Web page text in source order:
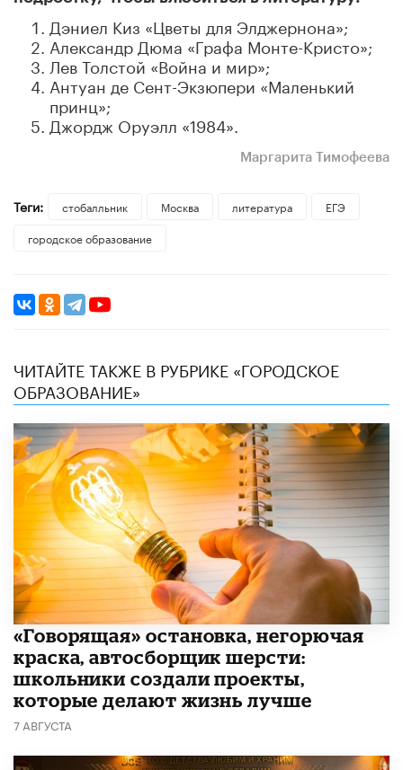
Дэниел Киз «Цветы для Элджернона»;
Александр Дюма «Графа Монте-Кристо»;
Лев Толстой «Война и мир»;
Антуан де Сент-Экзюпери «Маленький
принц»;
Джордж Оруэлл «1984».
Маргарита Тимофеева
Теги: стобалльник Москва литература
ЕГЭ
городское образование
ЧИТАЙТЕ ТАКЖЕ В РУБРИКЕ «ГОРОДСКОЕ
ОБРАЗОВАНИЕ»
​«Говорящая» остановка, негорючая
краска, автосборщик шерсти:
школьники создали проекты,
которые делают жизнь лучше
7 АВГУСТА